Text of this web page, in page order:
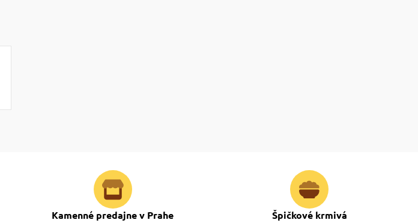
Kamenné predajne v Prahe Špičkové krmivá